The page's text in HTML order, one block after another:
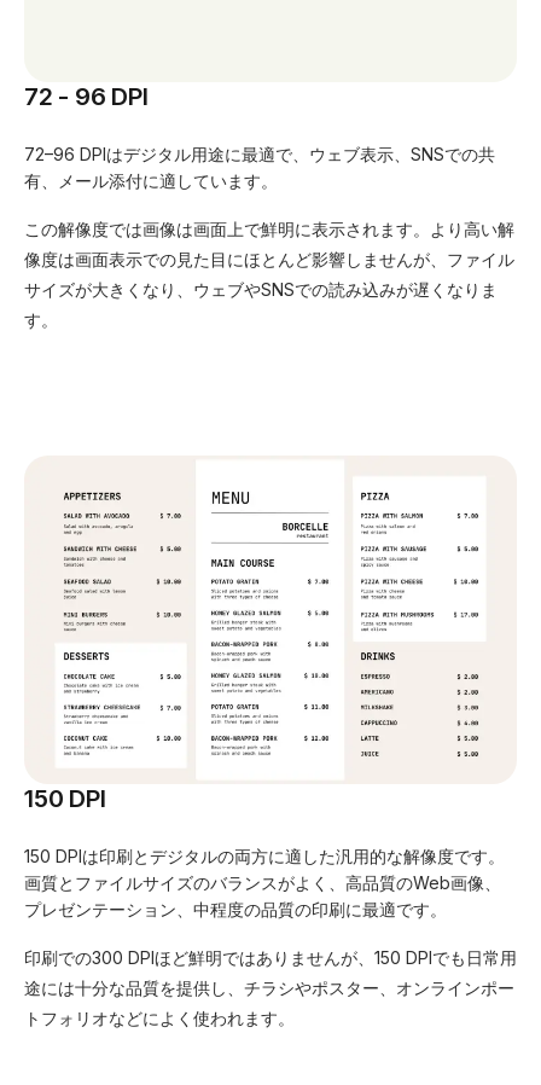
72 - 96 DPI
72–96 DPIはデジタル用途に最適で、ウェブ表示、SNSでの共
有、メール添付に適しています。
この解像度では画像は画面上で鮮明に表示されます。より高い解
像度は画面表示での見た目にほとんど影響しませんが、ファイル
サイズが大きくなり、ウェブやSNSでの読み込みが遅くなりま
す。
150 DPI
150 DPIは印刷とデジタルの両方に適した汎用的な解像度です。
画質とファイルサイズのバランスがよく、高品質のWeb画像、
プレゼンテーション、中程度の品質の印刷に最適です。
印刷での300 DPIほど鮮明ではありませんが、150 DPIでも日常用
途には十分な品質を提供し、チラシやポスター、オンラインポー
トフォリオなどによく使われます。